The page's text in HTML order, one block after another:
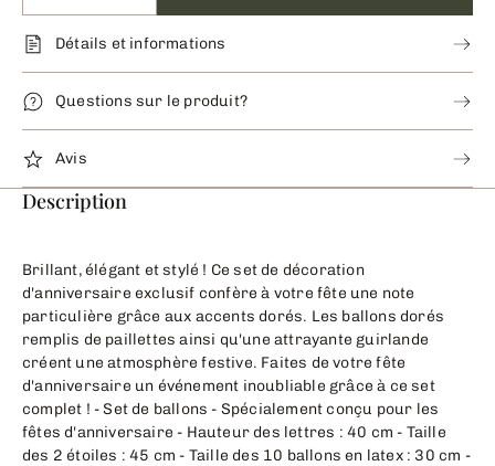
Détails et informations
Questions sur le produit?
Avis
Description
Brillant, élégant et stylé ! Ce set de décoration
d'anniversaire exclusif confère à votre fête une note
particulière grâce aux accents dorés. Les ballons dorés
remplis de paillettes ainsi qu'une attrayante guirlande
créent une atmosphère festive. Faites de votre fête
d'anniversaire un événement inoubliable grâce à ce set
complet ! - Set de ballons - Spécialement conçu pour les
fêtes d'anniversaire - Hauteur des lettres : 40 cm - Taille
des 2 étoiles : 45 cm - Taille des 10 ballons en latex : 30 cm -